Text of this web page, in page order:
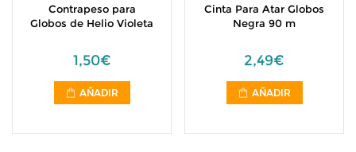
Contrapeso para
Globos de Helio Violeta
1,50€
AÑADIR
Cinta Para Atar Globos
Negra 90 m
2,49€
AÑADIR